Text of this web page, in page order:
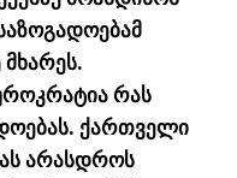
რას
ქართველი
არასდროს